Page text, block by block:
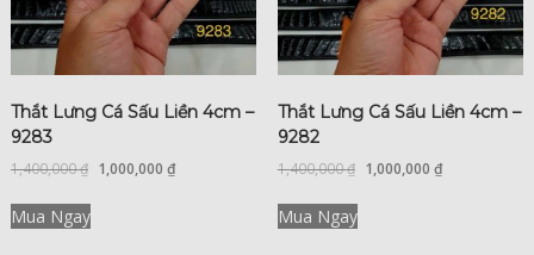
Thắt Lưng Cá Sấu Liền 4cm –
9283
1,400,000₫ 1,000,000 ₫
Mua Ngay
Thắt Lưng Cá Sấu Liền 4cm –
9282
1,400,000₫ 1,000,000 ₫
Mua Ngay